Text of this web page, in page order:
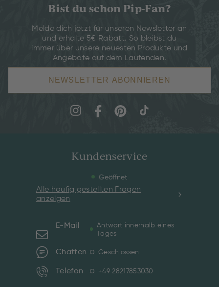
Bist du schon Pip-Fan?
Melde dich jetzt für unseren Newsletter an
und erhalte 5€ Rabatt. So bleibst du
immer über unsere neuesten Produkte und
Angebote auf dem Laufenden.
NEWSLETTER ABONNIEREN
Kundenservice
Geöffnet
Alle häufig gestellten Fragen
anzeigen
E-Mail
Antwort innerhalb eines
Tages
Chatten Geschlossen
Telefon +49 28217853030